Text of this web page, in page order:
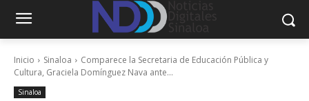
Inicio Sinaloa
Comparece la Secretaria de Educación Pública y
Cultura, Graciela Domínguez Nava ante...
Sinaloa